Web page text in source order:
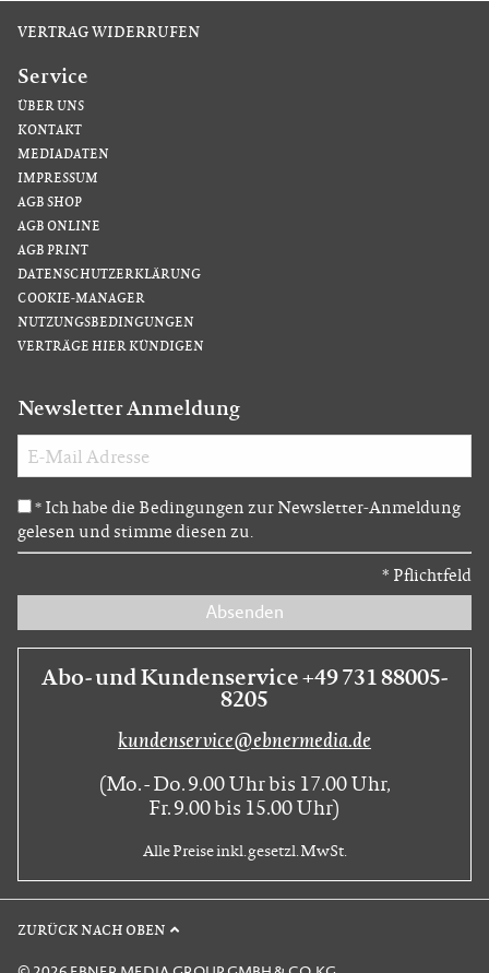
VERTRAG WIDERRUFEN
Service
ÜBER UNS
KONTAKT
MEDIADATEN
IMPRESSUM
AGB SHOP
AGB ONLINE
AGB PRINT
DATENSCHUTZERKLÄRUNG
COOKIE-MANAGER
NUTZUNGSBEDINGUNGEN
VERTRÄGE HIER KÜNDIGEN
Newsletter Anmeldung
* Ich habe die Bedingungen zur Newsletter-Anmeldung
gelesen und stimme diesen zu.
* Pflichtfeld
Absenden
Abo- und Kundenservice +49 731 88005-
8205
kundenservice@ebnermedia.de
(Mo. - Do. 9.00 Uhr bis 17.00 Uhr,
Fr. 9.00 bis 15.00 Uhr)
Alle Preise inkl. gesetzl. MwSt.
ZURÜCK NACH OBEN